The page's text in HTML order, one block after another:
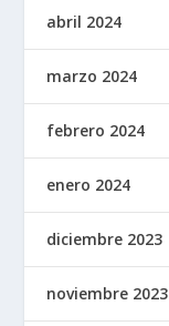
abril 2024
marzo 2024
febrero 2024
enero 2024
diciembre 2023
noviembre 2023